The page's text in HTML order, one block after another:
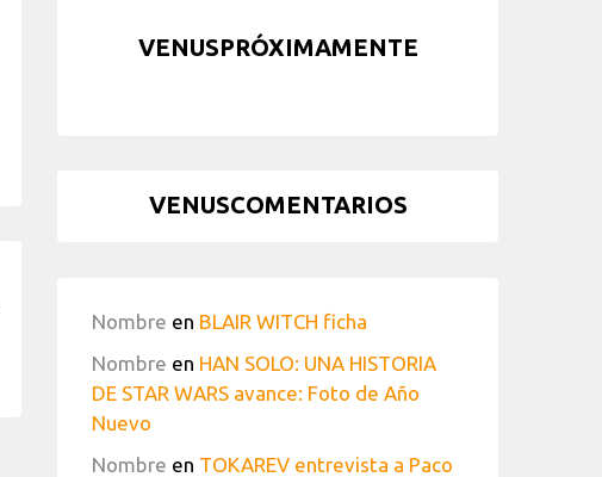
VENUSPRÓXIMAMENTE
VENUSCOMENTARIOS
Nombre en BLAIR WITCH ficha
Nombre en HAN SOLO: UNA HISTORIA
DE STAR WARS avance: Foto de Año
Nuevo
Nombre en TOKAREV entrevista a Paco